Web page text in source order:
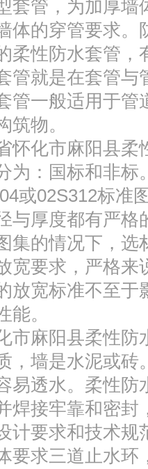
套管，为加厚墙
体的穿管要求。
柔性防水套管，
管就是在套管与
管一般适用于管
筑物。
怀化市麻阳县
为：国标和非
或02S312标准
与厚度都有严
集的情况下，选
宽要求，严格
放宽标准不至
能。
市麻阳县柔性防
，墙是水泥或砖
易透水。柔性防
焊接牢靠和密封
计要求和技术
要求三道止水环